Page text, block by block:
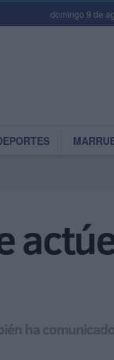
domingo 9 de
ha